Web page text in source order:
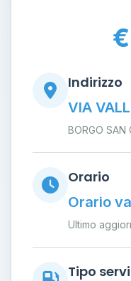
Indirizzo
VIA
BORGO SAN
Orario
Orario
Ultimo
Tipo